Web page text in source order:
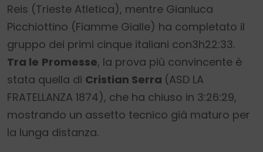
Reis (Trieste Atletica), mentre Gianluca
Picchiottino (Fiamme Gialle) ha completato il
gruppo dei primi cinque italiani con3h22:33.
Tra le Promesse, la prova più convincente è
stata quella di Cristian Serra (ASD LA
FRATELLANZA 1874), che ha chiuso in 3:26:29,
mostrando un assetto tecnico già maturo per
la lunga distanza.